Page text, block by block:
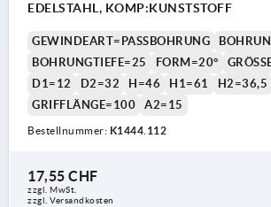
EDELSTAHL, KOMP:KUNSTSTOFF
GEWINDEART=PASSBOHRUNG
BOHRUNGTIEFE=25
FORM=20°
D1=12
D2=32 H=46 H1=61
H2=36,5
GRIFFLÄNGE=100
A2=15
Bestellnummer: K1444.112
17,55 CHF
zzgl. MwSt.
zzgl. Versandkosten